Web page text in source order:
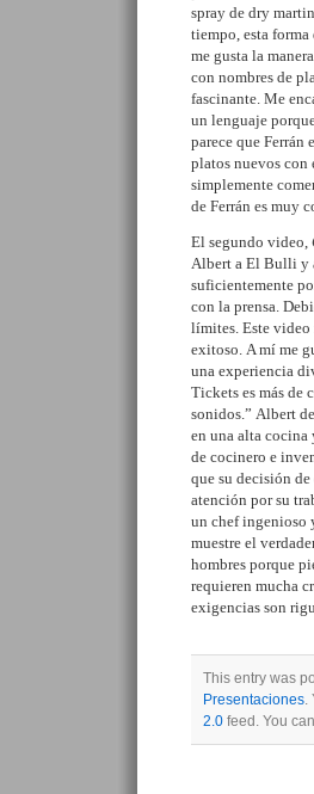
spray de dry
tiempo, esta forma
me gusta la
con nombres de
fascinante. Me
un lenguaje
parece que Ferrán
platos nuevos con
simplemente
de Ferrán es muy
El segundo video,
Albert a El Bulli y
suficientemente
con la prensa.
límites. Este video
exitoso. A mí me
una experiencia
Tickets es más de
sonidos.” Albert
en una alta cocina
de cocinero e
que su decisión
atención por su
un chefingenioso
muestre el
hombres porque
requieren mucha
exigencias son
This entry was
Presentaciones.
2.0 feed. You can